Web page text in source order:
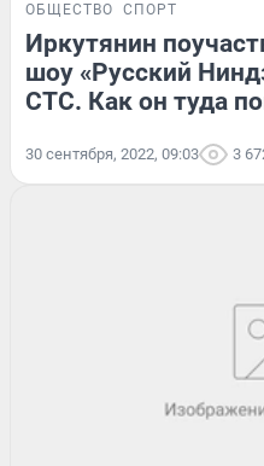
ОБЩЕСТВО СПОРТ
Иркутянин
шоу «Русский
СТС. Как он туда
30 сентября, 2022, 09:03 3